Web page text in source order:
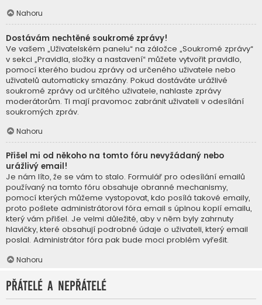
Nahoru
Dostávám nechtěné soukromé zprávy!
Ve vašem „Uživatelském panelu“ na záložce „Soukromé zprávy“
v sekci „Pravidla, složky a nastavení“ můžete vytvořit pravidlo,
pomocí kterého budou zprávy od určeného uživatele nebo
uživatelů automaticky smazány. Pokud dostáváte urážlivé
soukromé zprávy od určitého uživatele, nahlaste zprávy
moderátorům. Ti mají pravomoc zabránit uživateli v odesílání
soukromých zpráv.
Nahoru
Přišel mi od někoho na tomto fóru nevyžádaný nebo
urážlivý email!
Je nám líto, že se vám to stalo. Formulář pro odesílání emailů
používaný na tomto fóru obsahuje obranné mechanismy,
pomocí kterých můžeme vystopovat, kdo posílá takové emaily,
proto pošlete administrátorovi fóra email s úplnou kopií emailu,
který vám přišel. Je velmi důležité, aby v něm byly zahrnuty
hlavičky, které obsahují podrobné údaje o uživateli, který email
poslal. Administrátor fóra pak bude moci problém vyřešit.
Nahoru
Přátelé a nepřátelé